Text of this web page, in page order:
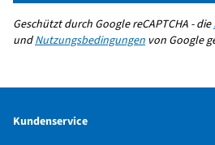
Geschützt durch Google reCAPTCHA - die
undNutzungsbedingungen von Google
Kundenservice